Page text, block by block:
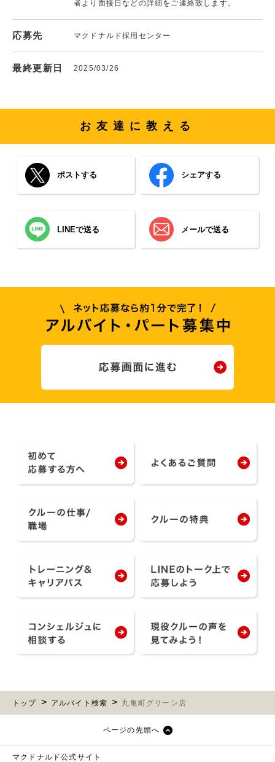
者より面接日などの詳細をご連絡致します。
応募先 マクドナルド採用センター
最終更新日 2025/03/26
お友達に教える
ポストする シェアする
LINEで送る メールで送る
トップ アルバイト検索 丸亀町グリーン店
ページの先頭へ
マクドナルド公式サイト